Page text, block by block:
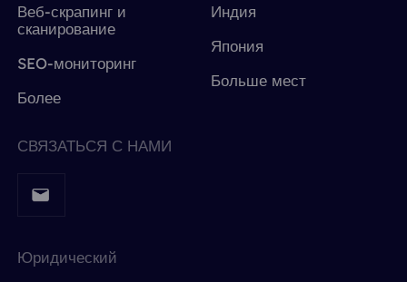
Веб-скрапинг и
сканирование
SEO-мониторинг
Более
Индия
Япония
Больше мест
СВЯЗАТЬСЯ С НАМИ
Юридический